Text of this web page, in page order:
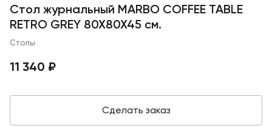
Стол журнальный MARBO COFFEE TABLE
RETRO GREY 80X80X45 см.
Столы
11 340 ₽
Сделать заказ